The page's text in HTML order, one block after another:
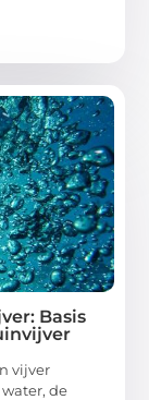
Basis
vijver
de